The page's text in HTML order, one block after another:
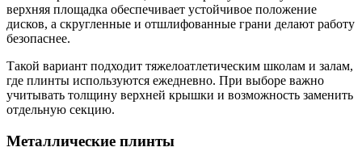
верхняя площадка обеспечивает устойчивое положение
дисков, а скругленные и отшлифованные грани делают работу
безопаснее.
Такой вариант подходит тяжелоатлетическим школам и залам,
где плинты используются ежедневно. При выборе важно
учитывать толщину верхней крышки и возможность заменить
отдельную секцию.
Металлические плинты